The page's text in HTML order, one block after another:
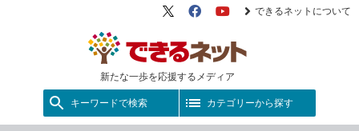
新たな一歩を応援するメディア
X（旧
FacebookYouTube
できるネットについて
キーワードで検索 カテゴリーから探す